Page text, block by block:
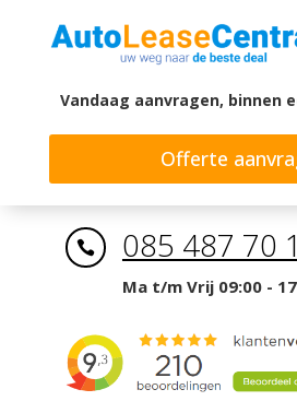
Vandaag aanvragen, binnen
Offerte
 085 487 70
Ma t/m Vrij 09:00 -